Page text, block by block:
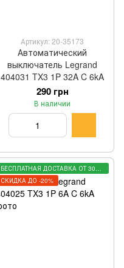
Артикул: 20-35173
Автоматический
выключатель Legrand
404031 TX3 1P 32A C 6kA
290 грн
В наличии
БЕСПЛАТНАЯ ДОСТАВКА ОТ 3000 ГРН
СКИДКА ДО -20%